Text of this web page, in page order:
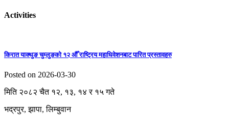
Activities
किरात याक्थुङ चुम्लुङको १२ औँ राष्ट्रिय महाधिवेशनबाट पारित प्रस्तावहरु
Posted on 2026-03-30
मिति २०८२ चैत १२, १३, १४ र १५ गते
भद्रपुर, झापा, लिम्बुवान